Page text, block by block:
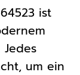
ist
um ein